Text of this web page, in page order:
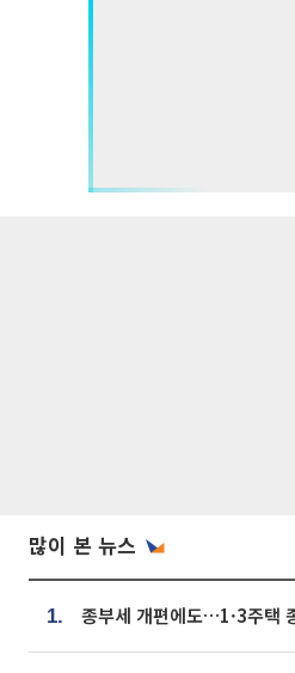
많이 본 뉴스
1.